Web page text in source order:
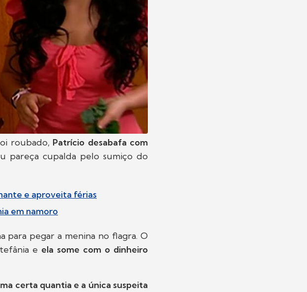
roubado, Patrício desabafa com
pareça cupalda pelo sumiço do
e aproveita férias
em namoro
para pegar a menina no flagra. O
e ela some com o dinheiro
certa quantia e a única suspeita